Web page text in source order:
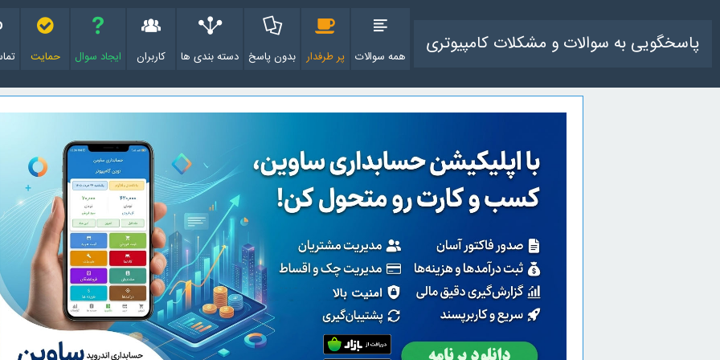
پاسخگویی به سوالات و مشکلات کامپیوتری همه سوالات پر طرفدار بدون پاسخ دسته بندی ها کاربران ایجاد سوال حمایت